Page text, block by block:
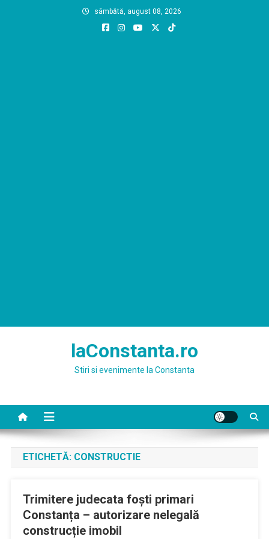
sâmbătă, august 08, 2026
laConstanta.ro
Stiri si evenimente la Constanta
ETICHETĂ: CONSTRUCTIE
Trimitere judecata foști primari
Constanța – autorizare nelegală
construcție imobil